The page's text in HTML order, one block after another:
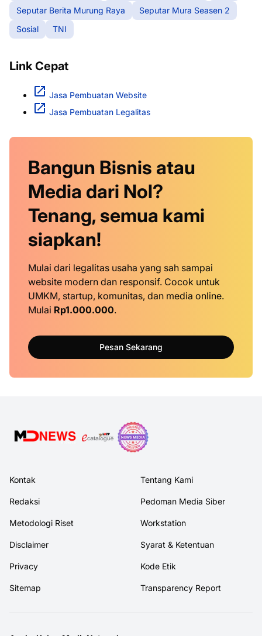
Seputar Berita Murung Raya
Seputar Mura Seasen 2
Sosial
TNI
Link Cepat
Jasa Pembuatan Website
Jasa Pembuatan Legalitas
Bangun Bisnis atau
Media dari Nol?
Tenang, semua kami
siapkan!
Mulai dari legalitas usaha yang sah sampai
website modern dan responsif. Cocok untuk
UMKM, startup, komunitas, dan media online.
Mulai Rp1.000.000.
Pesan Sekarang
Kontak Tentang Kami
Redaksi Pedoman Media Siber
Metodologi Riset Workstation
Disclaimer Syarat & Ketentuan
Privacy Kode Etik
Sitemap Transparency Report